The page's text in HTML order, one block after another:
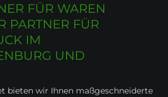
FÜR WAREN
PARTNER FÜR
IM
UND
bieten wir Ihnen maßgeschneiderte